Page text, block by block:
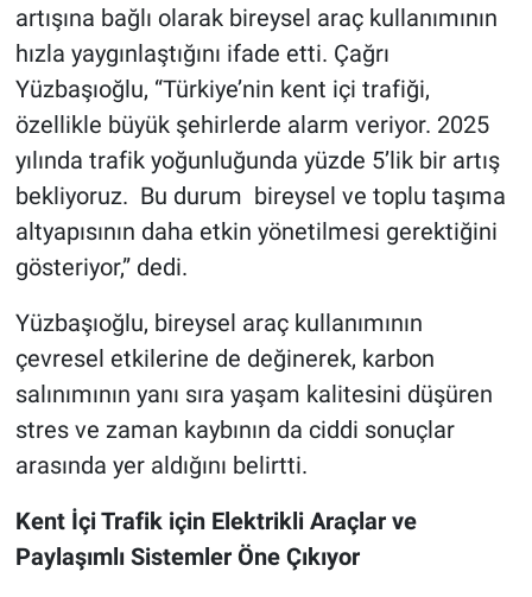
artışına bağlı olarak bireysel araç kullanımının
hızla yaygınlaştığını ifade etti. Çağrı
Yüzbaşıoğlu, “Türkiye’nin kent içi trafiği,
özellikle büyük şehirlerde alarm veriyor. 2025
yılında trafik yoğunluğunda yüzde 5’lik bir artış
bekliyoruz. Bu durum bireysel ve toplu taşıma
altyapısının daha etkin yönetilmesi gerektiğini
gösteriyor,” dedi.
Yüzbaşıoğlu, bireysel araç kullanımının
çevresel etkilerine de değinerek, karbon
salınımının yanı sıra yaşam kalitesini düşüren
stres ve zaman kaybının da ciddi sonuçlar
arasında yer aldığını belirtti.
Kent İçi Trafik için Elektrikli Araçlar ve
Paylaşımlı Sistemler Öne Çıkıyor